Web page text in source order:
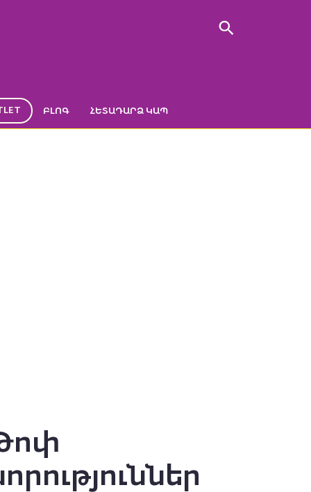
ԲԼՈԳ ՀԵՏԱԴԱՐՁ ԿԱՊ